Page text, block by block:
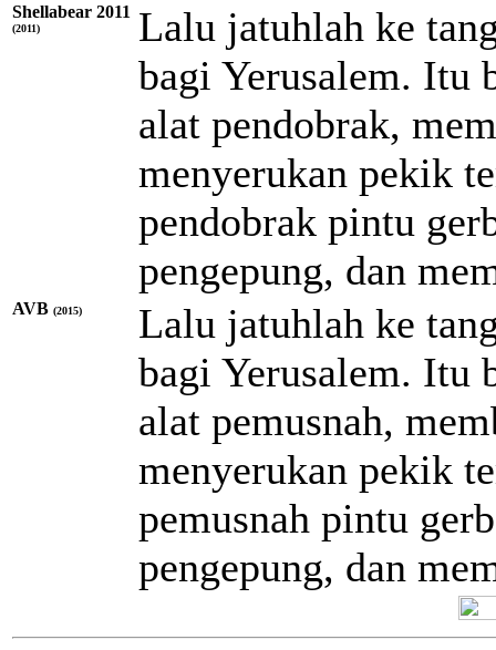
Shellabear 2011
(2011)
Lalu jatuhlah ke
bagi Yerusalem. Itu
alat pendobrak,
menyerukan pekik
pendobrak pintu
pengepung, dan
AVB (2015)
Lalu jatuhlah ke
bagi Yerusalem. Itu
alat pemusnah,
menyerukan pekik
pemusnah pintu
pengepung, dan